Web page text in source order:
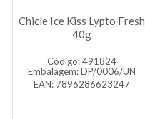
Chicle Ice Kiss Lypto Fresh
40g
Código: 491824
Embalagem: DP/0006/UN
EAN: 7896286623247